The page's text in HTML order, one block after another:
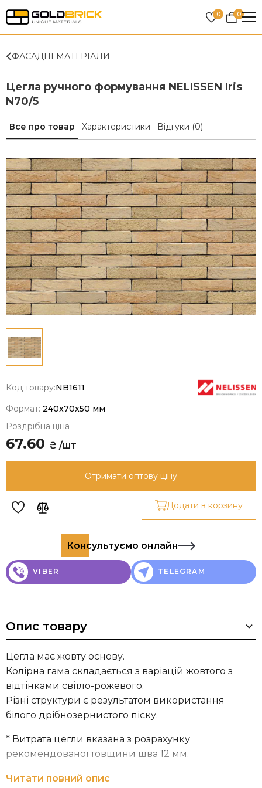
0 0
ФАСАДНІ МАТЕРІАЛИ
Цегла ручного формування NELISSEN Iris
N70/5
Все про товар Характеристики Відгуки (0)
Код товару:NB1611
Формат: 240x70x50 мм
Роздрібна ціна
67.60 ₴ /шт
Отримати оптову ціну
Додати в корзину
Консультуємо онлайн
VIBER TELEGRAM
Опис товару
Цегла має жовту основу.
Колірна гама складається з варіацій жовтого з
відтінками світло-рожевого.
Різні структури є результатом використання
білого дрібнозернистого піску.
* Витрата цегли вказана з розрахунку
рекомендованої товщини шва 12 мм.
Компанія NELISSEN Brickworks
Читати повний опис